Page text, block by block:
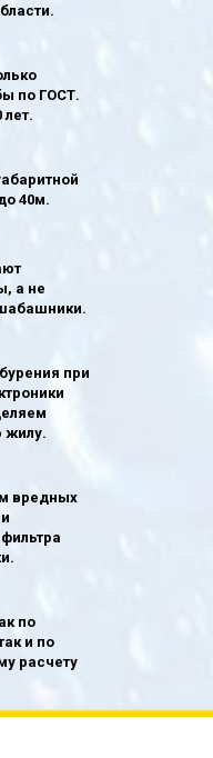
по ГОСТ.
лет.
40м.
а не
при
жилу.
вредных
по
и по
расчету